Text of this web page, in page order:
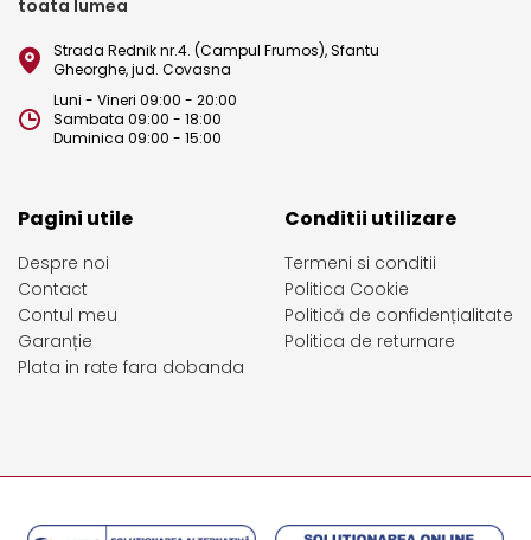
toata lumea
Strada Rednik nr.4. (Campul Frumos), Sfantu
Gheorghe, jud. Covasna
Luni - Vineri 09:00 - 20:00
Sambata 09:00 - 18:00
Duminica 09:00 - 15:00
Pagini utile
Despre noi
Contact
Contul meu
Garanție
Plata in rate fara dobanda
Conditii utilizare
Termeni si conditii
Politica Cookie
Politică de confidențialitate
Politica de returnare